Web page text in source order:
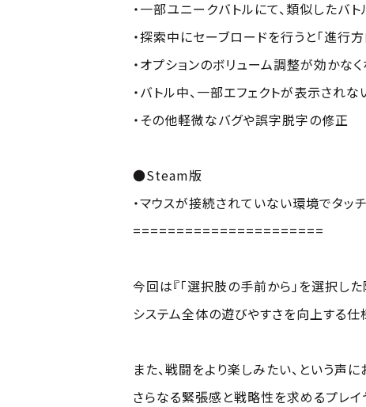
・一部ユニークバトルにて、類似したバ
・探索中にセーブロードを行うと「進行
・オプションのボリューム調整が効かな
・バトル中、一部エフェクトが表示され
・その他軽微なバグや誤字脱字の修正
●Steam版
・マウスが接続されていない環境でタッ
======================
今回は『「選択肢の手前から」を選択し
システム全体の遊びやすさを向上する仕
また、戦闘をより楽しみたい、という声に
さらなる緊張感と戦略性を求めるプレイ